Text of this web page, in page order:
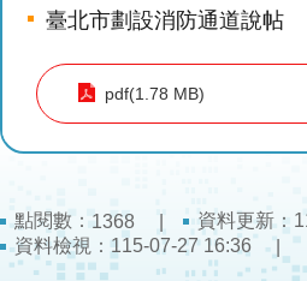
關
介
宣
導
育
下
臺北市劃設消防通道說帖
pdf(1.78 MB)
點閱數： 1368 資料更新：
資料檢視： 115-07-27 16:36